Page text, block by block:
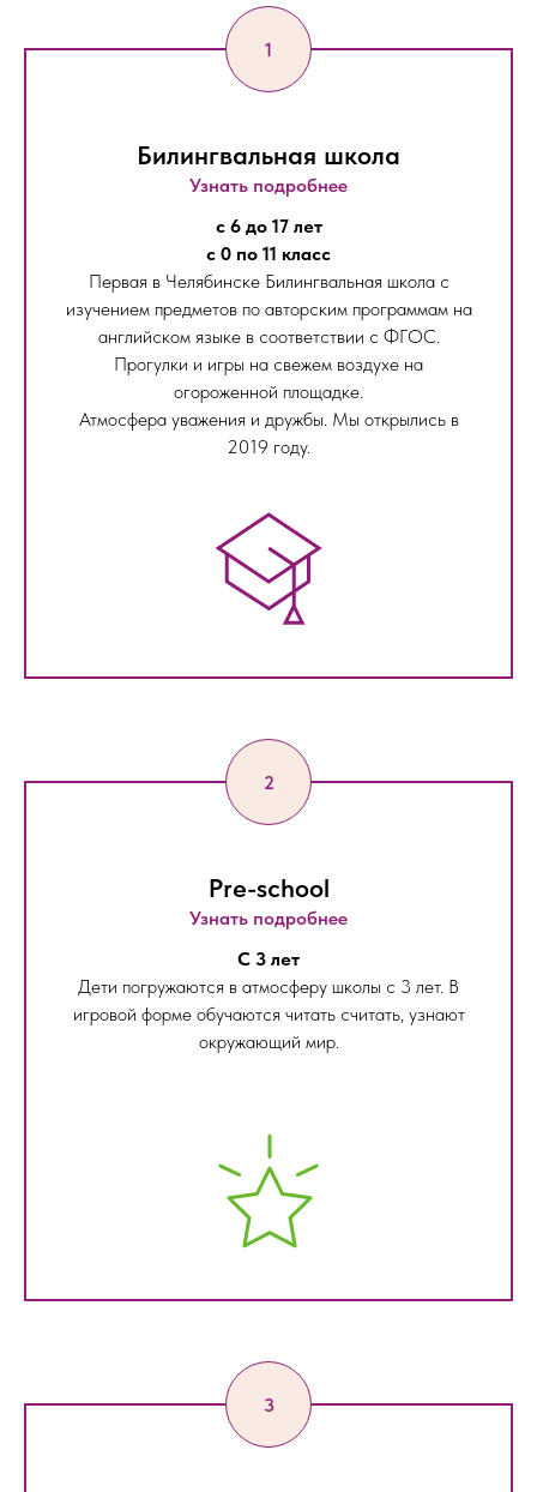
Билингвальная школа
Узнать подробнее
с 6 до 17 лет
с 0 по 11 класс
Первая в Челябинске Билингвальная школа с
изучением предметов по авторским программам на
английском языке в соответствии с ФГОС.
Прогулки и игры на свежем воздухе на
огороженной площадке.
Атмосфера уважения и дружбы. Мы открылись в
2019 году.
Pre-school
Узнать подробнее
С 3 лет
Дети погружаются в атмосферу школы с 3 лет. В
игровой форме обучаются читать считать, узнают
окружающий мир.